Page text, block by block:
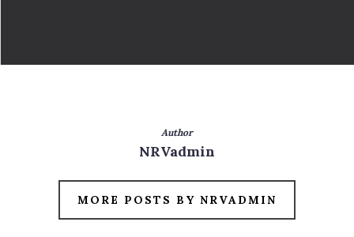
Author
NRVadmin
MORE POSTS BY NRVADMIN